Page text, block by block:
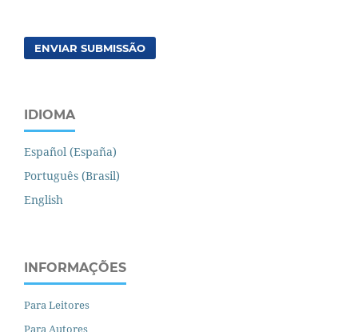
ENVIAR SUBMISSÃO
IDIOMA
Español (España)
Português (Brasil)
English
INFORMAÇÕES
Para Leitores
Para Autores